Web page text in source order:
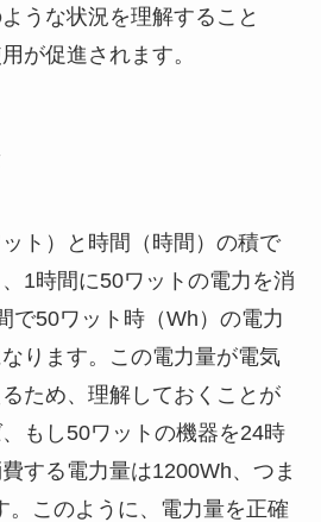
うな状況を理解すること
が促進されます。
ト）と時間（時間）の積で
1時間に50ワットの電力を消
で50ワット時（Wh）の電力
ります。この電力量が電気
ため、理解しておくことが
もし50ワットの機器を24時
する電力量は1200Wh、つま
。このように、電力量を正確